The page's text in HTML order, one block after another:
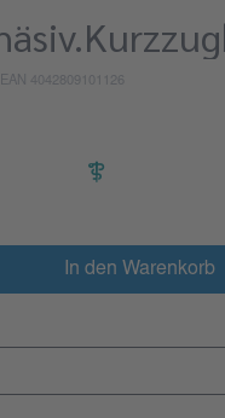
EAN 4042809101126
In den Warenkorb